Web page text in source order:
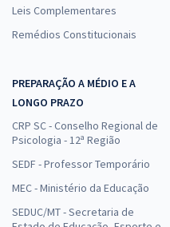
Leis Complementares
Remédios Constitucionais
PREPARAÇÃO A MÉDIO E A
LONGO PRAZO
CRP SC - Conselho Regional de
Psicologia - 12ª Região
SEDF - Professor Temporário
MEC - Ministério da Educação
SEDUC/MT - Secretaria de